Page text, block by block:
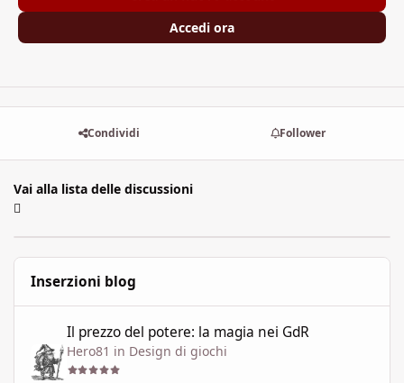
Accedi ora
Condividi Follower
Vai alla lista delle discussioni
Inserzioni blog
Il prezzo del potere: la magia nei GdR
Hero81 in Design di giochi